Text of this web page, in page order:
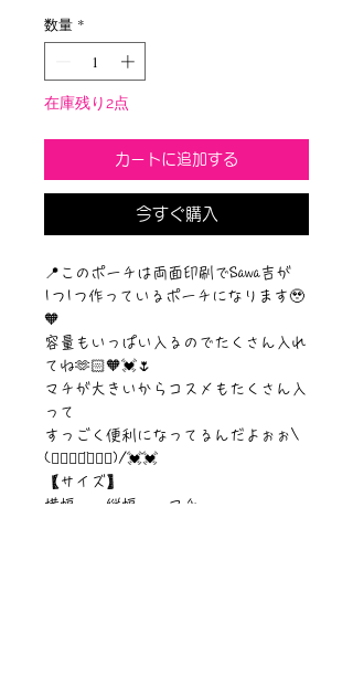
数量 *
在庫残り2点
カートに追加する
今すぐ購入
📍このポーチは両面印刷でSawa吉が
1つ1つ作っているポーチになります🥹
🧡
容量もいっぱい入るのでたくさん入れ
てね🫶🏻🧡💓🌷
マチが大きいからコスメもたくさん入
って
すっごく便利になってるんだよぉぉ\
(๑⃙⃘◡̈๑⃙⃘)/💓💓
【サイズ】
横幅 縦幅 マチ